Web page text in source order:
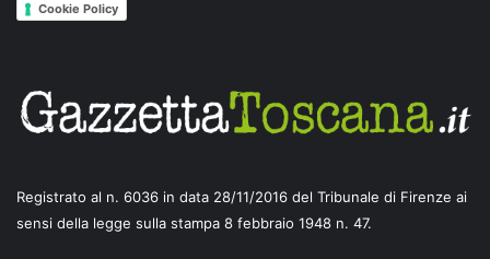
Cookie Policy
Registrato al n. 6036 in data 28/11/2016 del Tribunale di Firenze ai
sensi della legge sulla stampa 8 febbraio 1948 n. 47.